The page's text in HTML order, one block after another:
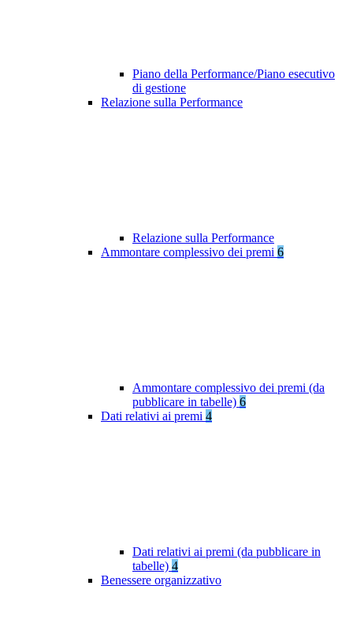
Piano della Performance/Piano esecutivo
di gestione
Relazione sulla Performance
Relazione sulla Performance
Ammontare complessivo dei premi 6
Ammontare complessivo dei premi (da
pubblicare in tabelle) 6
Dati relativi ai premi 4
Dati relativi ai premi (da pubblicare in
tabelle) 4
Benessere organizzativo